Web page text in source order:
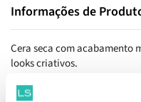
Informações de
Cera seca com acabamento
looks criativos.
Benefícios